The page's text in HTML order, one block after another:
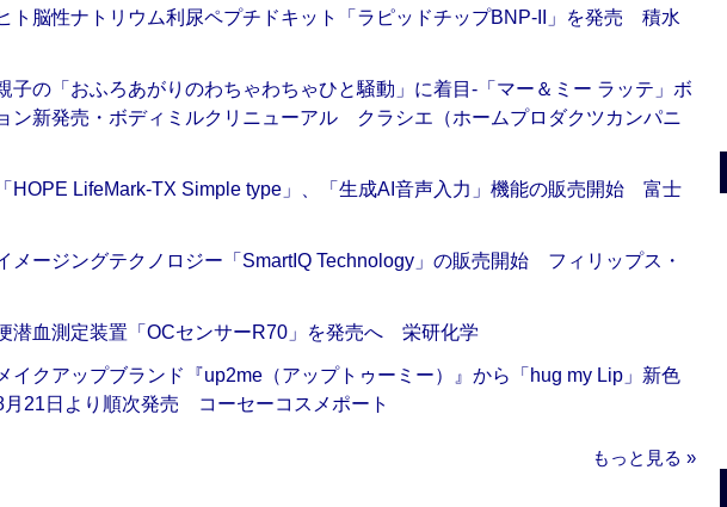
ト脳性ナトリウム利尿ペプチドキット「ラピッドチップBNP-II」を発売 積水
子の「おふろあがりのわちゃわちゃひと騒動」に着目‐「マー＆ミー ラッテ」ボ
ン新発売・ボディミルクリニューアル クラシエ（ホームプロダクツカンパニ
HOPE LifeMark-TX Simple type」、「生成AI音声入力」機能の販売開始 富士
メージングテクノロジー「SmartIQ Technology」の販売開始 フィリップス・
潜血測定装置「OCセンサーR70」を発売へ 栄研化学
イクアップブランド『up2me（アップトゥーミー）』から「hug my Lip」新色
月21日より順次発売 コーセーコスメポート
もっと見る »